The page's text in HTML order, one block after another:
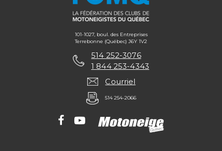
101-1027, boul. des Entreprises
Terrebonne (Québec) J6Y 1V2
514 252-3076
1 844 253-4343
Courriel
514 254-2066